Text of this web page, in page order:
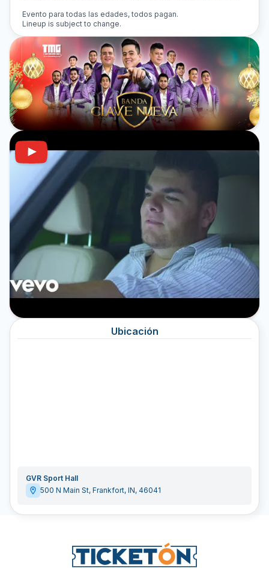
Evento para todas las edades, todos pagan.
Lineup is subject to change.
Ubicación
GVR Sport Hall
500 N Main St, Frankfort, IN, 46041